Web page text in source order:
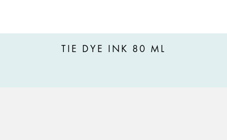
TIE DYE INK 80 ML